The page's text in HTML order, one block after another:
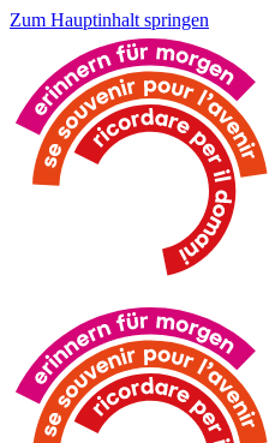
Zum Hauptinhalt springen